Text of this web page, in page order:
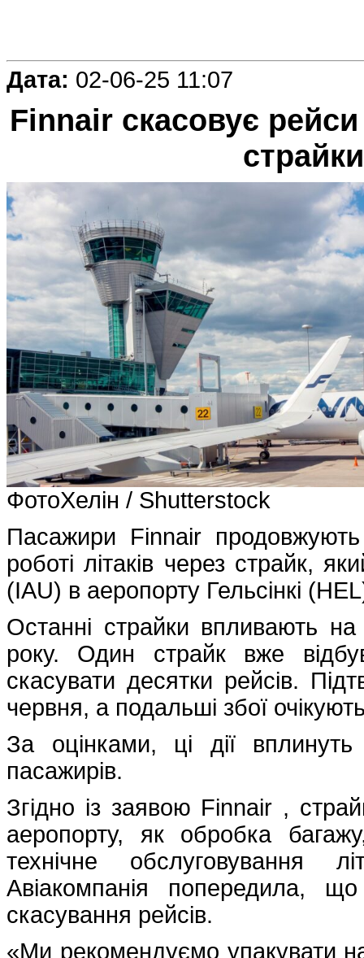
Дата: 02-06-25 11:07
Finnair скасовує рейси
ФотоХелін / Shutterstock
Пасажири Finnair
роботі літаків через страйк,
(IAU) в аеропорту Гельсінкі
Останні страйки впливають
року. Один страйк вже
скасувати десятки рейсів.
червня, а подальші збої
За оцінками, ці дії
пасажирів.
Згідно із заявою Finnair ,
аеропорту, як обробка
технічне обслуговування
Авіакомпанія попередила,
скасування рейсів.
«Ми рекомендуємо упакувати